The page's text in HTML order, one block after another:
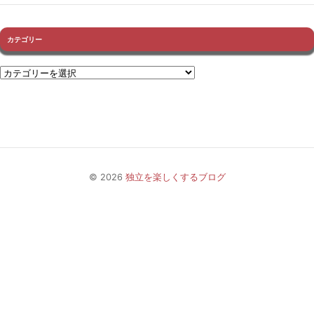
カテゴリー
© 2026 独立を楽しくするブログ